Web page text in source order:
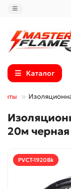
Каталог
20м черная
PVCT-1920Bk